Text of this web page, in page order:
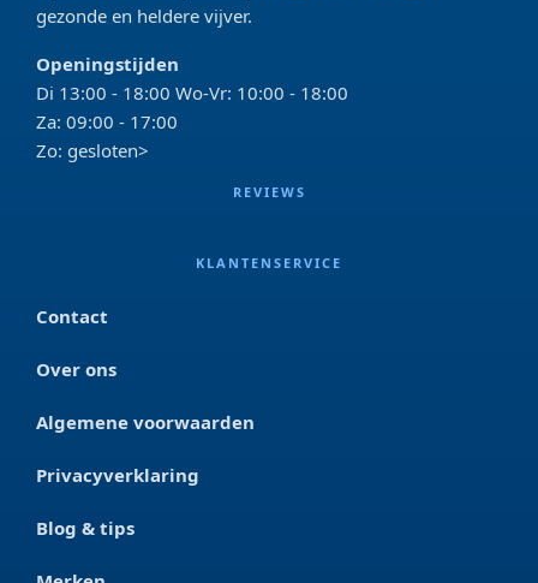
gezonde en heldere vijver.
Openingstijden
Di 13:00 - 18:00 Wo-Vr: 10:00 - 18:00
Za: 09:00 - 17:00
Zo: gesloten>
REVIEWS
KLANTENSERVICE
Contact
Over ons
Algemene voorwaarden
Privacyverklaring
Blog & tips